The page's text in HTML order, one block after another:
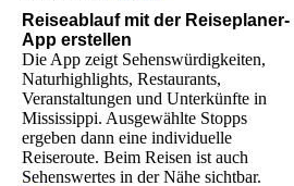
Reiseablauf mit der Reiseplaner-
App erstellen
Die App zeigt Sehenswürdigkeiten,
Naturhighlights, Restaurants,
Veranstaltungen und Unterkünfte in
Mississippi. Ausgewählte Stopps
ergeben dann eine individuelle
Reiseroute. Beim Reisen ist auch
Sehenswertes in der Nähe sichtbar.